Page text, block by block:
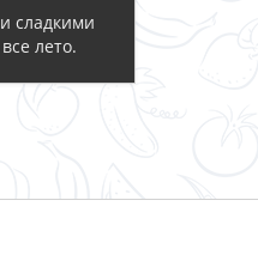
сладкими
лето.